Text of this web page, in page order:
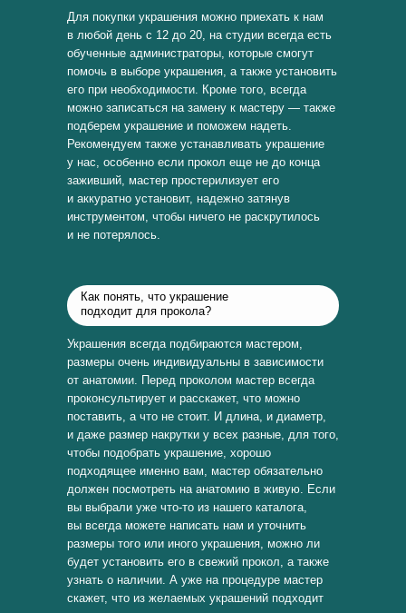
Для покупки украшения можно приехать к нам
в любой день с 12 до 20, на студии всегда есть
обученные администраторы, которые смогут
помочь в выборе украшения, а также установить
его при необходимости. Кроме того, всегда
можно записаться на замену к мастеру — также
подберем украшение и поможем надеть.
Рекомендуем также устанавливать украшение
у нас, особенно если прокол еще не до конца
заживший, мастер простерилизует его
и аккуратно установит, надежно затянув
инструментом, чтобы ничего не раскрутилось
и не потерялось.
Как понять, что украшение
подходит для прокола?
Украшения всегда подбираются мастером,
размеры очень индивидуальны в зависимости
от анатомии. Перед проколом мастер всегда
проконсультирует и расскажет, что можно
поставить, а что не стоит. И длина, и диаметр,
и даже размер накрутки у всех разные, для того,
чтобы подобрать украшение, хорошо
подходящее именно вам, мастер обязательно
должен посмотреть на анатомию в живую. Если
вы выбрали уже что-то из нашего каталога,
вы всегда можете написать нам и уточнить
размеры того или иного украшения, можно ли
будет установить его в свежий прокол, а также
узнать о наличии. А уже на процедуре мастер
скажет, что из желаемых украшений подходит